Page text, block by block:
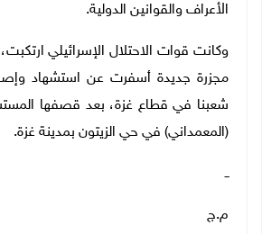
الأعراف والقوانين الدولية.
وكانت قوات الاحتلال الإسرائيلي ارتكبت،
مجزرة جديدة أسفرت عن استشهاد
شعبنا في قطاع غزة، بعد قصفها
(المعمداني) في حي الزيتون بمدينة غزة.
ــ
م.ج